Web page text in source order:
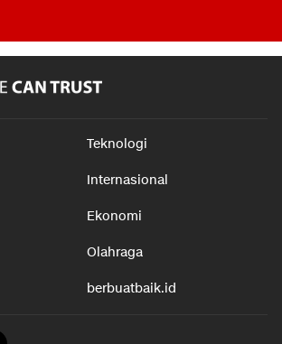
Teknologi
Internasional
Ekonomi
Olahraga
berbuatbaik.id